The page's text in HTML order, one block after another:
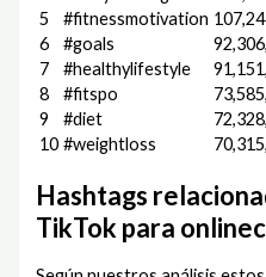
5
#fitnessmotivation
6
#goals
7
#healthylifestyle
8
#fitspo
9
#diet
10 #weightloss
Hashtags
TikTok para